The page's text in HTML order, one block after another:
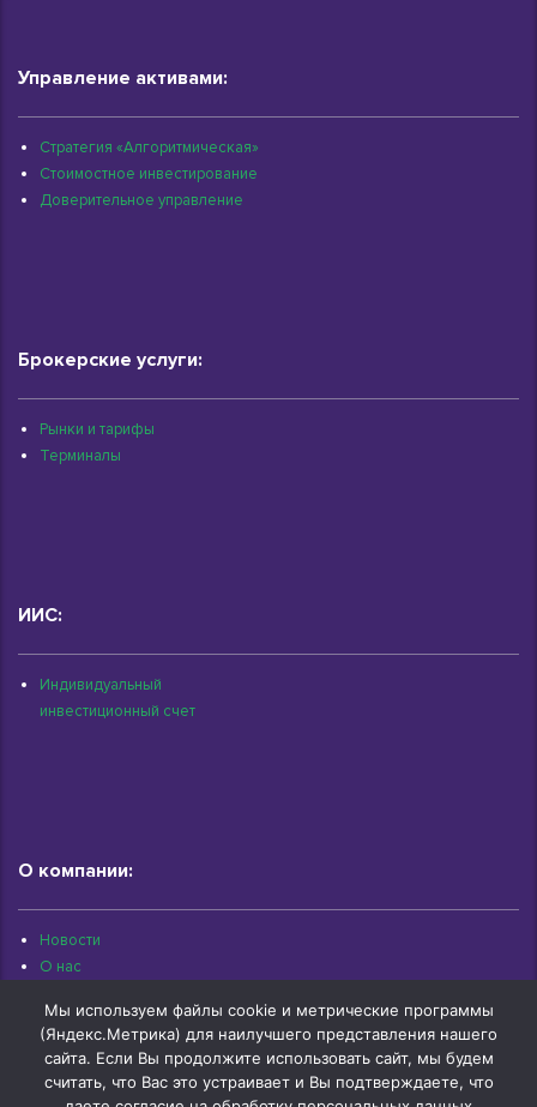
Управление активами:
Стратегия «Алгоритмическая»
Стоимостное инвестирование
Доверительное управление
Брокерские услуги:
Рынки и тарифы
Терминалы
ИИС:
Индивидуальный
инвестиционный счет
О компании:
Новости
О нас
Контакты
Архив документов
Мы используем файлы cookie и метрические программы
(Яндекс.Метрика) для наилучшего представления нашего
сайта. Если Вы продолжите использовать сайт, мы будем
считать, что Вас это устраивает и Вы подтверждаете, что